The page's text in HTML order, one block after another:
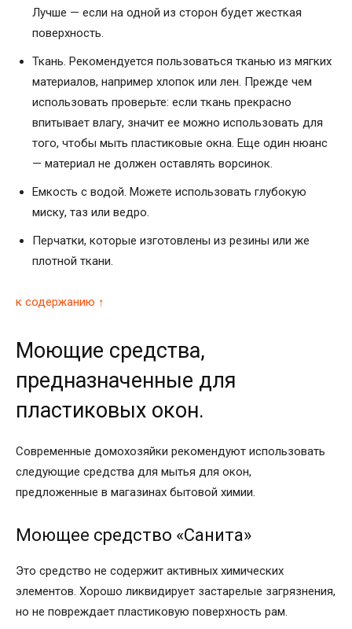
Лучше — если на одной из сторон будет жесткая
поверхность.
Ткань. Рекомендуется пользоваться тканью из мягких
материалов, например хлопок или лен. Прежде чем
использовать проверьте: если ткань прекрасно
впитывает влагу, значит ее можно использовать для
того, чтобы мыть пластиковые окна. Еще один нюанс
— материал не должен оставлять ворсинок.
Емкость с водой. Можете использовать глубокую
миску, таз или ведро.
Перчатки, которые изготовлены из резины или же
плотной ткани.
к содержанию ↑
Моющие средства,
предназначенные для
пластиковых окон.
Современные домохозяйки рекомендуют использовать
следующие средства для мытья для окон,
предложенные в магазинах бытовой химии.
Моющее средство «Санита»
Это средство не содержит активных химических
элементов. Хорошо ликвидирует застарелые загрязнения,
но не повреждает пластиковую поверхность рам.